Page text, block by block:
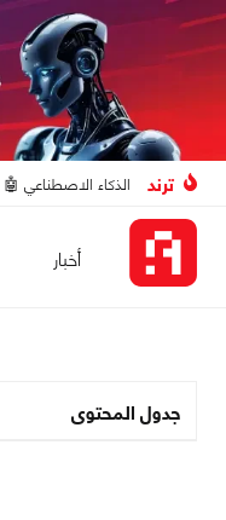
ترند الذكاء الاصطناعي 🤖
أخبار
جدول المحتوى